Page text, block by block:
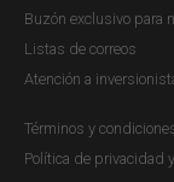
Los humedales
segunda oferta
de Santa Marta.
principal
Buzón exclusivo para
Listas de correos
Atención a
Términos y
Política de privacidad